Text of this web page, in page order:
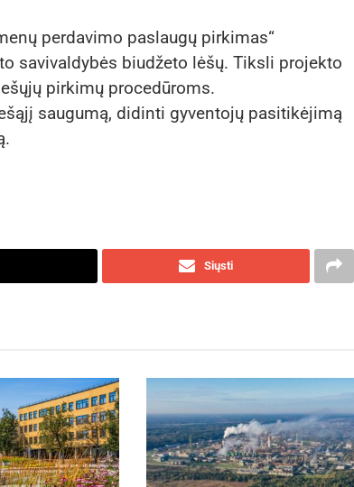
perdavimo paslaugų pirkimas“
savivaldybės biudžeto lėšų. Tiksli projekto
pirkimų procedūroms.
saugumą, didinti gyventojų pasitikėjimą
Siųsti